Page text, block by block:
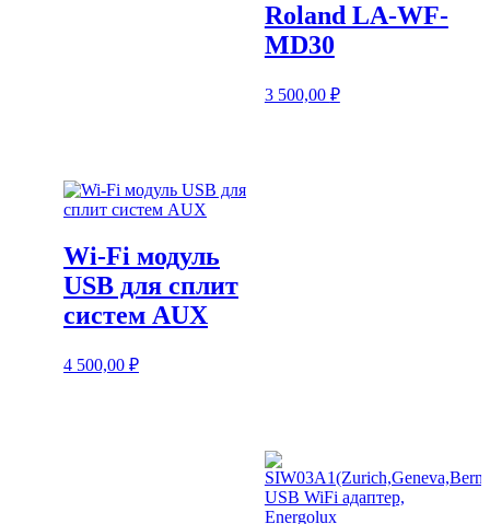
Roland LA-WF-
MD30
3 500,00 ₽
Wi-Fi модуль
USB для сплит
систем AUX
4 500,00 ₽